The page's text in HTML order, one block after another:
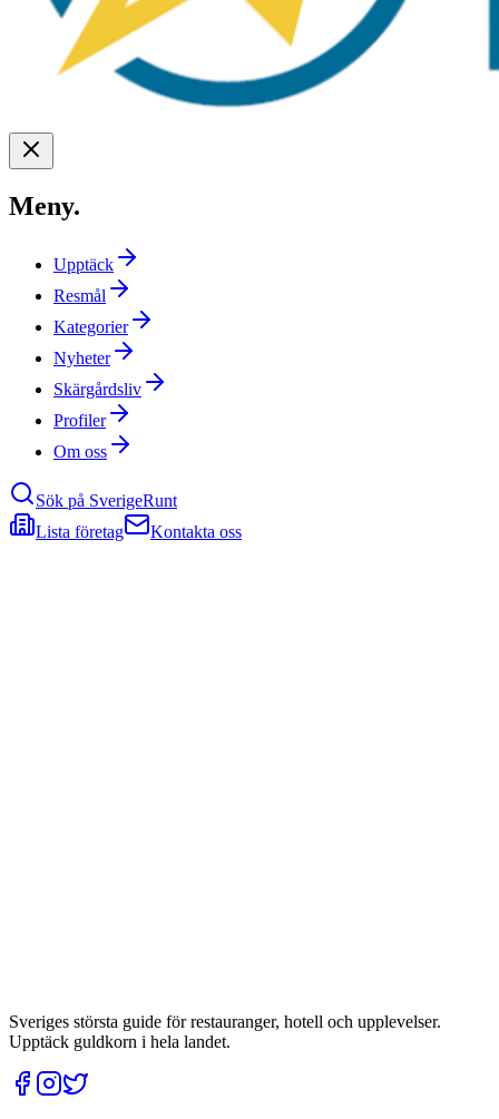
Meny.
Upptäck
Resmål
Kategorier
Nyheter
Skärgårdsliv
Profiler
Om oss
Sök på SverigeRunt
Lista företag
Kontakta oss
Sveriges största guide för restauranger, hotell och upplevelser.
Upptäck guldkorn i hela landet.